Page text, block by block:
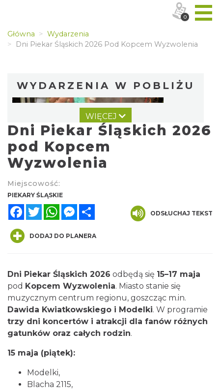
Główna
Wydarzenia
Dni Piekar Śląskich 2026 Pod Kopcem Wyzwolenia
WYDARZENIA W POBLIŻU
Chorzów
9.91 km
O zbożach, chlebie i ziołach
Chorzów
2026-08-23
9.91 km
WIĘCEJ
Dni Piekar Śląskich 2026
pod Kopcem
Wyzwolenia
Miejscowość:
PIEKARY ŚLĄSKIE
FacebookTwitterWhatsAppMessenger
ODSŁUCHAJ TEKST
DODAJ DO PLANERA
Dni Piekar Śląskich 2026 odbędą się 15–17 maja
pod Kopcem Wyzwolenia. Miasto stanie się
muzycznym centrum regionu, goszcząc m.in.
Dawida Kwiatkowskiego i Modelki. W programie
trzy dni koncertów i atrakcji dla fanów różnych
gatunków oraz całych rodzin.
15 maja (piątek):
Modelki,
Blacha 2115,
0